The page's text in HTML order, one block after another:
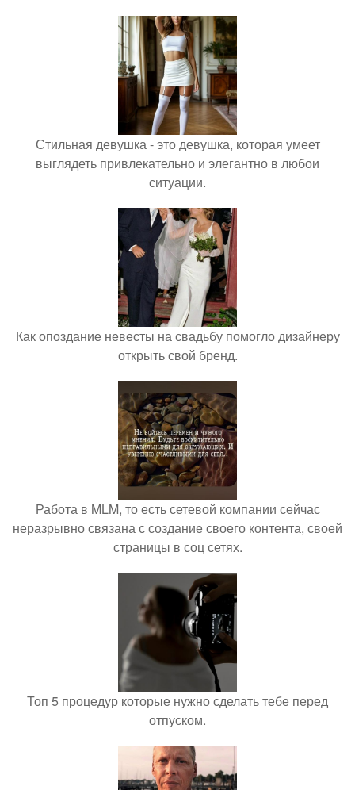
Стильная девушка - это девушка, которая умеет
выглядеть привлекательно и элегантно в любои
ситуации.
Как опоздание невесты на свадьбу помогло дизайнеру
открыть свой бренд.
Работа в MLM, то есть сетевой компании сейчас
неразрывно связана с создание своего контента, своей
страницы в соц сетях.
Топ 5 процедур которые нужно сделать тебе перед
отпуском.